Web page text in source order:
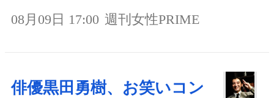
08月09日 17:00 週刊女性PRIME
俳優黒田勇樹、お笑いコン